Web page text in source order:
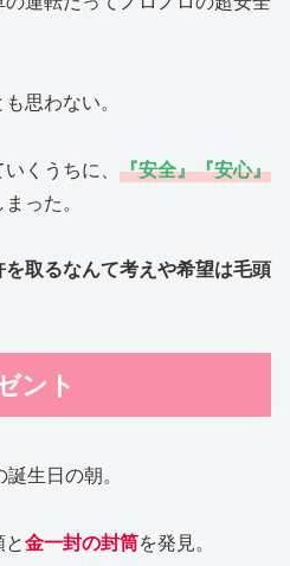
思わない。
くうちに、 『安全』『安心』
った。
取るなんて考えや希望は毛頭
ント
生日の朝。
金一封の封筒を発見。